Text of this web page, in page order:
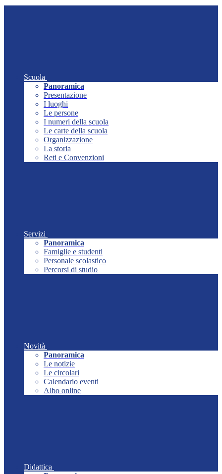
Scuola
Panoramica
Presentazione
I luoghi
Le persone
I numeri della scuola
Le carte della scuola
Organizzazione
La storia
Reti e Convenzioni
Servizi
Panoramica
Famiglie e studenti
Personale scolastico
Percorsi di studio
Novità
Panoramica
Le notizie
Le circolari
Calendario eventi
Albo online
Didattica